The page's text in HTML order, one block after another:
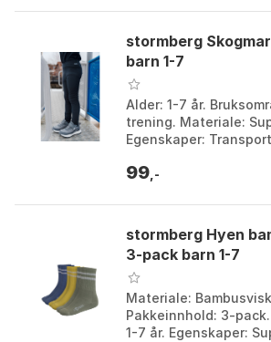
stormberg
barn 1-7
Alder: 1-7 år.
trening. Materiale:
Egenskaper:
104, 110, 11...
99 ,-
stormberg Hyen
3-pack barn 1-7
Materiale:
Pakkeinnhold: 3-
1-7 år. Egenskaper: